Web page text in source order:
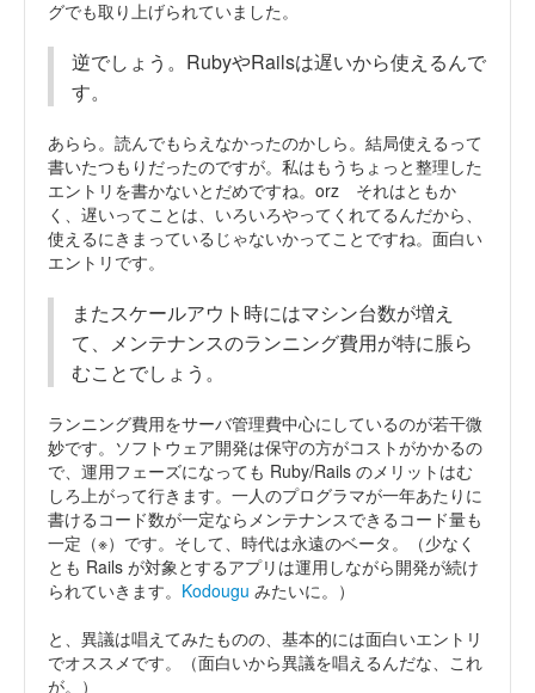
グでも取り上げられていました。
逆でしょう。RubyやRailsは遅いから使えるんで
す。
あらら。読んでもらえなかったのかしら。結局使えるって
書いたつもりだったのですが。私はもうちょっと整理した
エントリを書かないとだめですね。orz それはともか
く、遅いってことは、いろいろやってくれてるんだから、
使えるにきまっているじゃないかってことですね。面白い
エントリです。
またスケールアウト時にはマシン台数が増え
て、メンテナンスのランニング費用が特に脹ら
むことでしょう。
ランニング費用をサーバ管理費中心にしているのが若干微
妙です。ソフトウェア開発は保守の方がコストがかかるの
で、運用フェーズになっても Ruby/Rails のメリットはむ
しろ上がって行きます。一人のプログラマが一年あたりに
書けるコード数が一定ならメンテナンスできるコード量も
一定（※）です。そして、時代は永遠のベータ。（少なく
とも Rails が対象とするアプリは運用しながら開発が続け
られていきます。 Kodougu みたいに。）
と、異議は唱えてみたものの、基本的には面白いエントリ
でオススメです。（面白いから異議を唱えるんだな、これ
が。）